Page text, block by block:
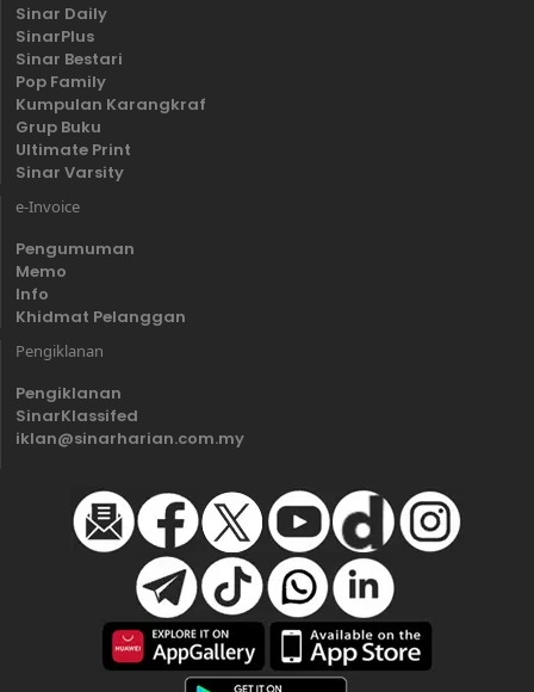
Sinar Daily
SinarPlus
Sinar Bestari
Pop Family
Kumpulan Karangkraf
Grup Buku
Ultimate Print
Sinar Varsity
e-Invoice
Pengumuman
Memo
Info
Khidmat Pelanggan
Pengiklanan
Pengiklanan
SinarKlassifed
iklan@sinarharian.com.my